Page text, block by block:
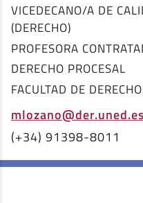
VICEDECANO/A DE
(DERECHO)
PROFESORA
DERECHO PROCESAL
FACULTAD DE DERECHO
mlozano@der.uned.es
(+34) 91398-8011